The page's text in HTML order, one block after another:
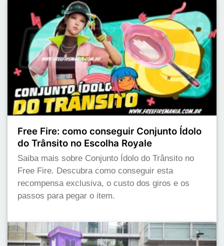
Free Fire: como conseguir Conjunto Ídolo
do Trânsito no Escolha Royale
Saiba mais sobre Conjunto Ídolo do Trânsito no
Free Fire. Descubra como conseguir esta
recompensa exclusiva, o custo dos giros e os
passos para pegar o item.